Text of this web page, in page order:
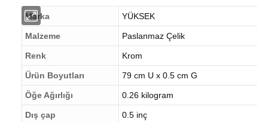
Marka YÜKSEK
Paslanmaz Çelik
Krom
79 cm U x 0.5 cm G
0.26 kilogram